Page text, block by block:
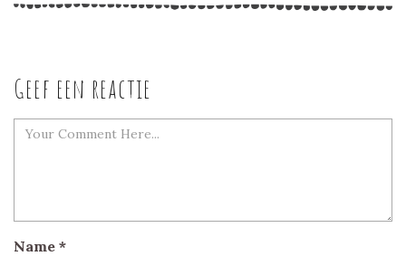
Geef een reactie
Name *